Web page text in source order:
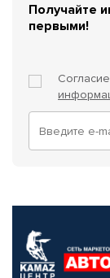
Получайте
первыми!